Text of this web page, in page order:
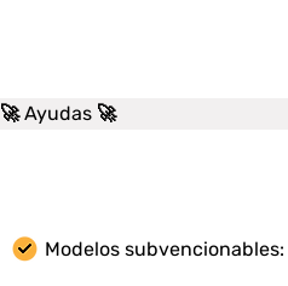
🚀 Ayudas 🚀
Modelos subvencionables: